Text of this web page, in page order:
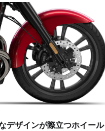
デザインが際立つホイール